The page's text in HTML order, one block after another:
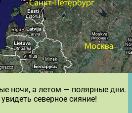
ночи, а летом — полярные дни.
северное сияние!